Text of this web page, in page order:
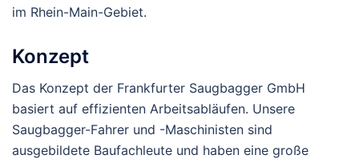
im Rhein-Main-Gebiet.
Konzept
Das Konzept der Frankfurter Saugbagger GmbH
basiert auf effizienten Arbeitsabläufen. Unsere
Saugbagger-Fahrer und -Maschinisten sind
ausgebildete Baufachleute und haben eine große